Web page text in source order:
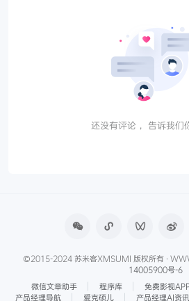
还没有评论， 告诉我们
©2015-2024 苏米客XMSUMI 版权所有 ·
14005900号-6
微信文章助手
程序库 免费影视
产品经理导航
爱克硕儿 产品经理AI资讯